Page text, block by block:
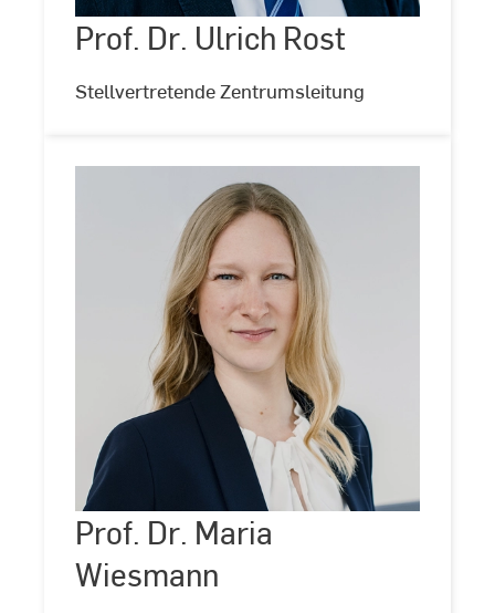
©
Kira
Jacobi
Prof. Dr. Ulrich Rost
Stellvertretende Zentrumsleitung
©
Kira
Jacobi
Prof. Dr. Maria
Wiesmann
Prof.
Dr.
Maria
Wiesmann